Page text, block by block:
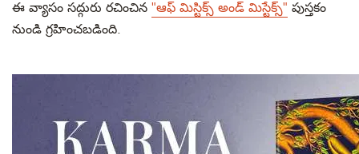
ఈ వ్యాసం సద్గురు రచించిన "ఆఫ్ మిస్టిక్స్ అండ్ మిస్టేక్స్" పుస్తకం
నుండి గ్రహించబడింది.